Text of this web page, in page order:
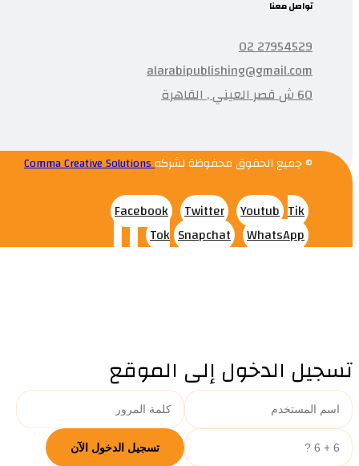
تواصل معنا
27954529 02
alarabipublishing@gmail.com
60 ش قصر العيني , القاهرة
© جميع الحقوق محفوظة لشركهComma Creative Solutions
Facebook Twitter Youtub Tik
Tok Snapchat WhatsApp
تسجيل الدخول إلى الموقع